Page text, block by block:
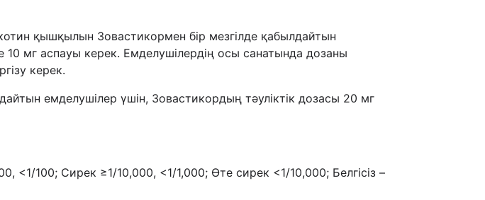
қышқылын Зовастикормен бір мезгілде қабылдайтын
мг аспауы керек. Емделушілердің осы санатында дозаны
керек.
емделушілер үшін, Зовастикордың тәуліктік дозасы 20 мг
<1/100; Сирек ≥1/10,000, <1/1,000; Өте сирек <1/10,000; Белгісіз –